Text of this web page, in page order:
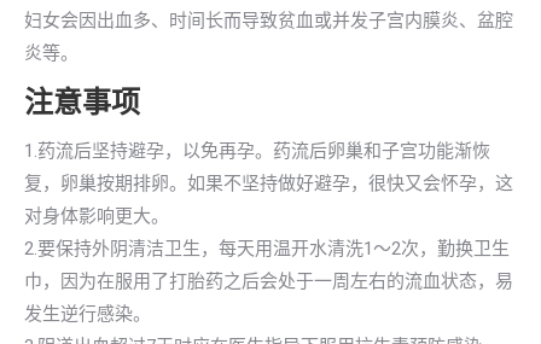
妇女会因出血多、时间长而导致贫血或并发子宫内膜炎、盆腔
炎等。
注意事项
1.药流后坚持避孕，以免再孕。药流后卵巢和子宫功能渐恢
复，卵巢按期排卵。如果不坚持做好避孕，很快又会怀孕，这
对身体影响更大。
2.要保持外阴清洁卫生，每天用温开水清洗1～2次，勤换卫生
巾，因为在服用了打胎药之后会处于一周左右的流血状态，易
发生逆行感染。